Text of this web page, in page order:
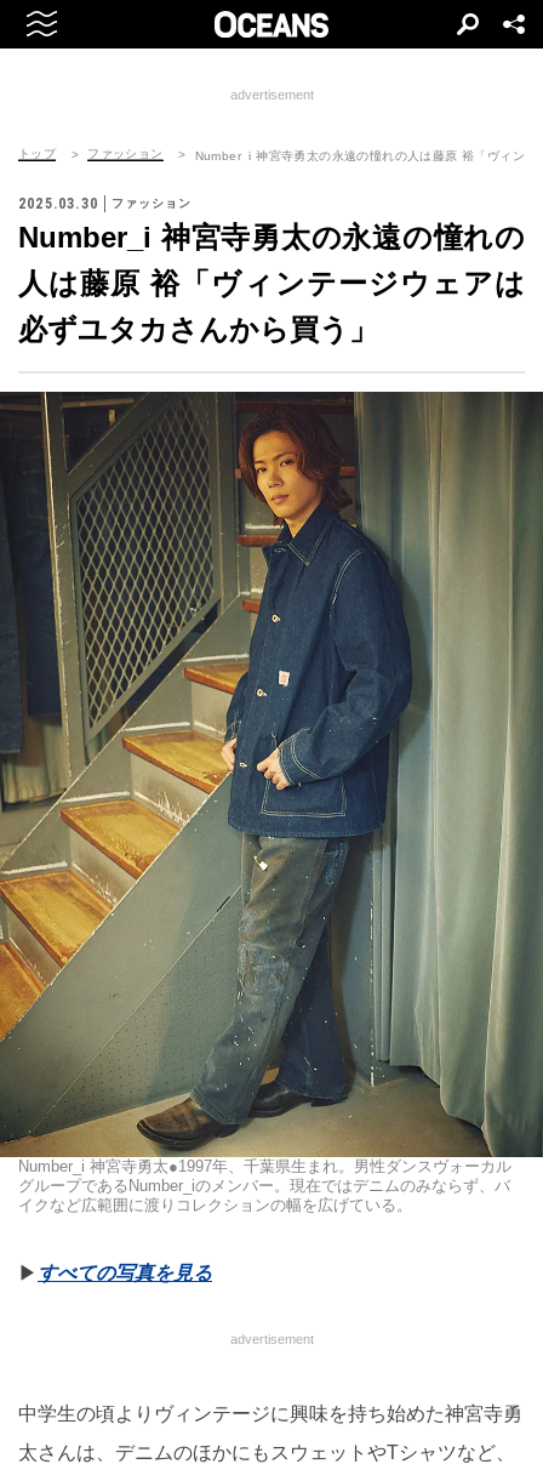
advertisement
トップ ファッション Number_i 神宮寺勇太の永遠の憧れの人は藤原 裕「ヴィン
2025.03.30 ファッション
Number_i 神宮寺勇太の永遠の憧れの
人は藤原 裕「ヴィンテージウェアは
必ずユタカさんから買う」
Number_i 神宮寺勇太●1997年、千葉県生まれ。男性ダンスヴォーカル
グループであるNumber_iのメンバー。現在ではデニムのみならず、バ
イクなど広範囲に渡りコレクションの幅を広げている。
▶︎ すべての写真を見る
advertisement
中学生の頃よりヴィンテージに興味を持ち始めた神宮寺勇
太さんは、デニムのほかにもスウェットやTシャツなど、